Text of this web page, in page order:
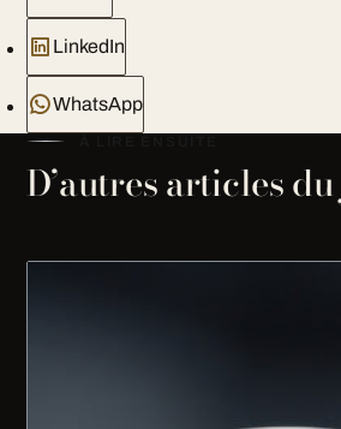
LinkedIn
WhatsApp
D’autres articles